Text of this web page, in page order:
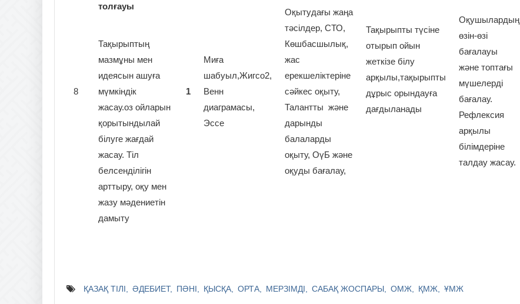
8
толғауы
Тақырыптың
мазмұны мен
идеясын ашуға
мүмкіндік
жасау.оз ойларын
қорытындылай
білуге жағдай
жасау. Тіл
белсенділігін
арттыру, оқу мен
жазу мәдениетін
дамыту
1
Миға
шабуыл,Жигсо2,
Венн
диаграмасы,
Эссе
Оқытудағы жаңа
тәсілдер, СТО,
Көшбасшылық,
жас
ерекшеліктеріне
сәйкес оқыту,
Талантты және
дарынды
балаларды
оқыту, ОүБ және
оқуды бағалау,
Тақырыпты түсіне
отырып ойын
жеткізе білу
арқылы,тақырыпты
дұрыс орындауға
дағдыланады
Оқушылардың
өзін-өзі
бағалауы
және топтағы
мүшелерді
бағалау.
Рефлексия
арқылы
білімдеріне
талдау жасау.
ҚАЗАҚ ТІЛІ ӘДЕБИЕТ ПӘНІ ҚЫСҚА ОРТА МЕРЗІМДІ САБАҚ ЖОСПАРЫ ОМЖ ҚМЖ ҰМЖ